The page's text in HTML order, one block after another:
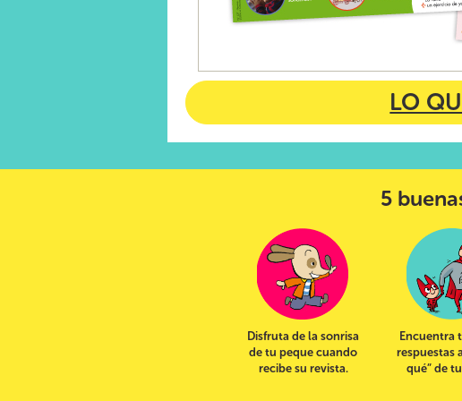
LO
5
Disfruta de la sonrisa
de tu peque cuando
recibe su revista.
Encuentra
respuestas
qué” de